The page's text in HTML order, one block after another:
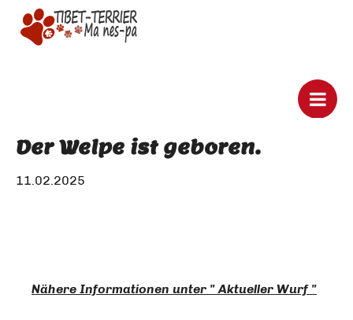
Der Welpe ist geboren.
11.02.2025
Nähere Informationen unter " Aktueller Wurf "